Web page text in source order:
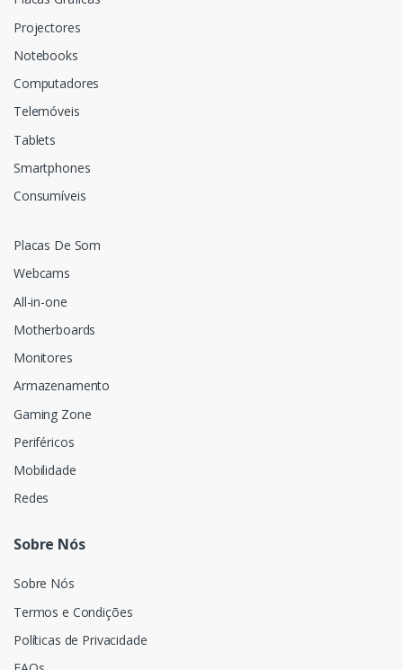
Projectores
Notebooks
Computadores
Telemóveis
Tablets
Smartphones
Consumíveis
Placas De Som
Webcams
All-in-one
Motherboards
Monitores
Armazenamento
Gaming Zone
Periféricos
Mobilidade
Redes
Sobre Nós
Sobre Nós
Termos e Condições
Políticas de Privacidade